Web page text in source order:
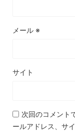
メール ※
サイト
次回のコメント
ールアドレス、サ